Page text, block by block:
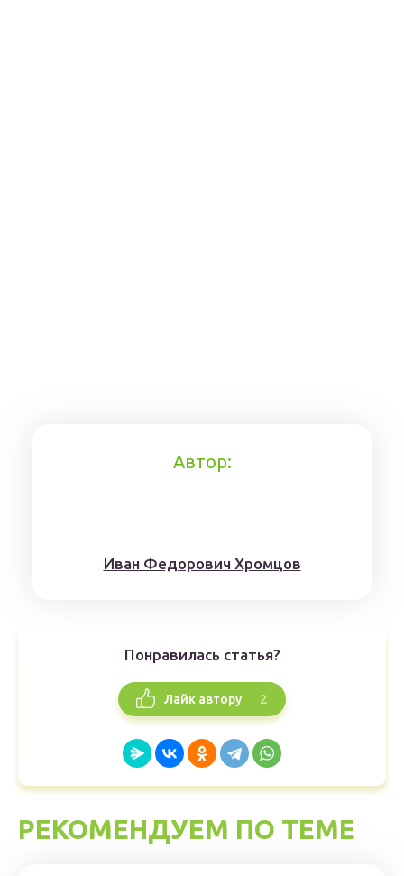
Автор:
Иван Федорович Хромцов
Понравилась статья?
Лайк автору 2
РЕКОМЕНДУЕМ ПО ТЕМЕ